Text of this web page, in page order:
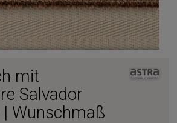
mit
Salvador
Wunschmaß